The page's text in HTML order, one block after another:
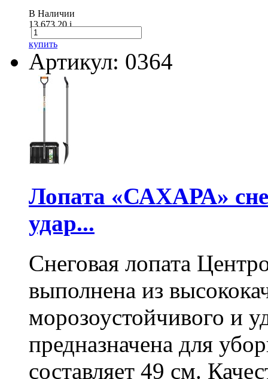
В Наличии
13 673.20i
купить
Артикул: 0364
Лопата «САХАРА»
удар...
Снеговая лопата
выполнена из
морозоустойчивого и
предназначена для
составляет 49 см.